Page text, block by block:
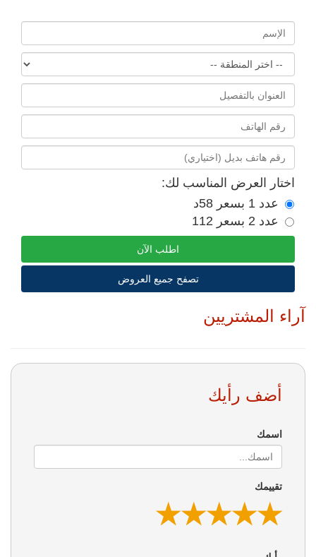
اختار العرض المناسب لك:
عدد 1 بسعر 58د
عدد 2 بسعر 112
اطلب الآن
تصفح جميع العروض
آراء المشتريين
أضف رأيك
اسمك
تقييمك
★
★
★★
★
★ ★
★
★
★ ★
★
★
★
★